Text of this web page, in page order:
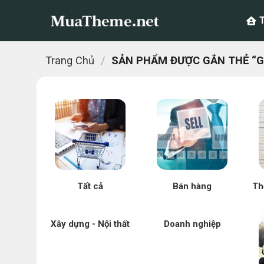
Trang Chủ / SẢN PHẨM ĐƯỢC GẮN THẺ
Tất cả Bán hàng
Xây dựng - Nội thất Doanh nghiệp